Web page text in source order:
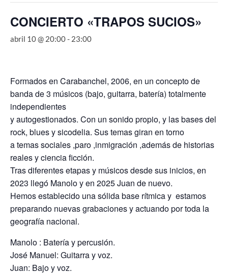
CONCIERTO «TRAPOS SUCIOS»
abril 10 @ 20:00- 23:00
Formados en Carabanchel, 2006, en un concepto de
banda de 3 músicos (bajo, guitarra, batería) totalmente
independientes
y autogestionados. Con un sonido propio, y las bases del
rock, blues y sicodelia. Sus temas giran en torno
a temas sociales ,paro ,inmigración ,además de historias
reales y ciencia ficción.
Tras diferentes etapas y músicos desde sus inicios, en
2023 llegó Manolo y en 2025 Juan de nuevo.
Hemos establecido una sólida base rítmica y estamos
preparando nuevas grabaciones y actuando por toda la
geografía nacional.
Manolo : Batería y percusión.
José Manuel: Guitarra y voz.
Juan: Bajo y voz.